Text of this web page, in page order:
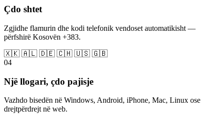
Çdo shtet
Zgjidhe flamurin dhe kodi telefonik vendoset automatikisht —
përfshirë Kosovën +383.
🇽🇰 🇦🇱 🇩🇪 🇨🇭 🇺🇸 🇬🇧
04
Një llogari, çdo pajisje
Vazhdo bisedën në Windows, Android, iPhone, Mac, Linux ose
drejtpërdrejt në web.